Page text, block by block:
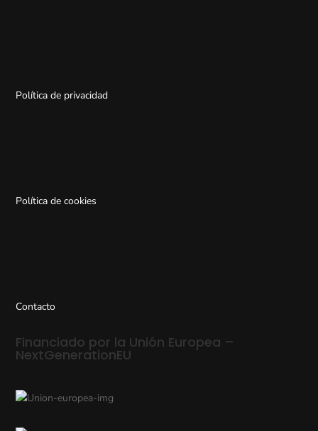
Política de privacidad
Política de cookies
Contacto
Financiado por la Unión Europea –
NextGenerationEU